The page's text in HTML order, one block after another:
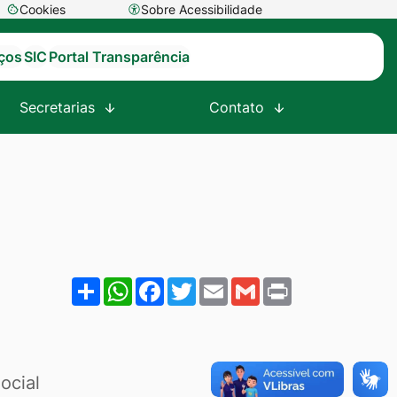
Cookies
Abrir
preferências
cookies
Sobre Acessibilidade
SIC Portal Transparência
Secretarias Contato
ShareWhatsApp
Facebook
Twitter
EmailGmail